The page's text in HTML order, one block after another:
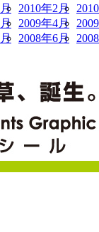
2010年2月
2009年4月
2008年6月